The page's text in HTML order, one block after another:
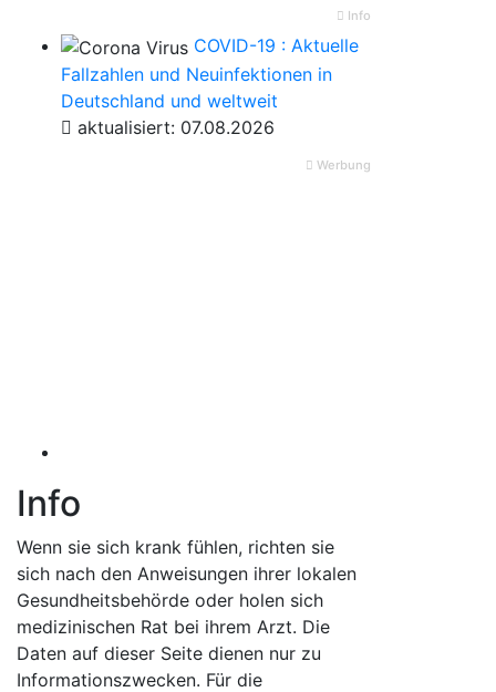
Info
COVID-19 : Aktuelle
Fallzahlen und Neuinfektionen in
Deutschland und weltweit
aktualisiert: 07.08.2026
Werbung
Info
Wenn sie sich krank fühlen, richten sie
sich nach den Anweisungen ihrer lokalen
Gesundheitsbehörde oder holen sich
medizinischen Rat bei ihrem Arzt. Die
Daten auf dieser Seite dienen nur zu
Informationszwecken. Für die